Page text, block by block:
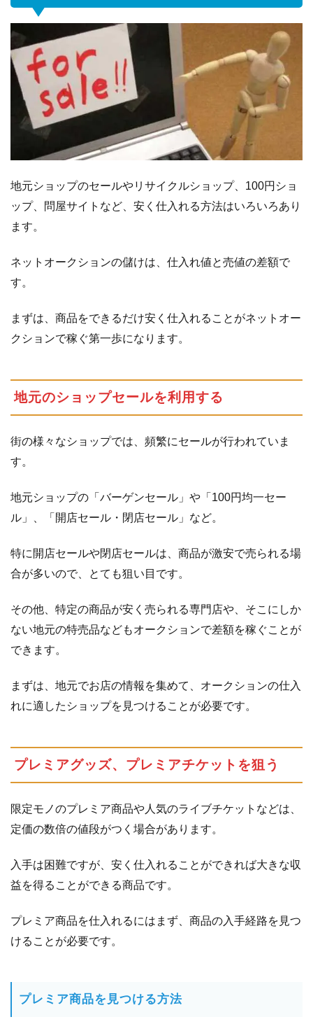
の
シ
ョ
ッ
プ
セ
ー
ル
利
用
る
ズ、
チケ
ット
を狙
1.2.1
プ
レ
ア
を
つ
る
1.3
人気
アー
ブ・
イベ
ケッ
トを
狙う
1.3.1
チ
ト
入
方
法
ト
オ
地元ショップのセールやリサイクルショップ、100円ショ
ップ、問屋サイトなど、安く仕入れる方法はいろいろあり
ます。
ネットオークションの儲けは、仕入れ値と売値の差額で
す。
まずは、商品をできるだけ安く仕入れることがネットオー
クションで稼ぐ第一歩になります。
地元のショップセールを利用する
街の様々なショップでは、頻繁にセールが行われていま
す。
地元ショップの「バーゲンセール」や「100円均一セー
ル」、「開店セール・閉店セール」など。
特に開店セールや閉店セールは、商品が激安で売られる場
合が多いので、とても狙い目です。
その他、特定の商品が安く売られる専門店や、そこにしか
ない地元の特売品などもオークションで差額を稼ぐことが
できます。
まずは、地元でお店の情報を集めて、オークションの仕入
れに適したショップを見つけることが必要です。
プレミアグッズ、プレミアチケットを狙う
限定モノのプレミア商品や人気のライブチケットなどは、
定価の数倍の値段がつく場合があります。
入手は困難ですが、安く仕入れることができれば大きな収
益を得ることができる商品です。
プレミア商品を仕入れるにはまず、商品の入手経路を見つ
けることが必要です。
プレミア商品を見つける方法